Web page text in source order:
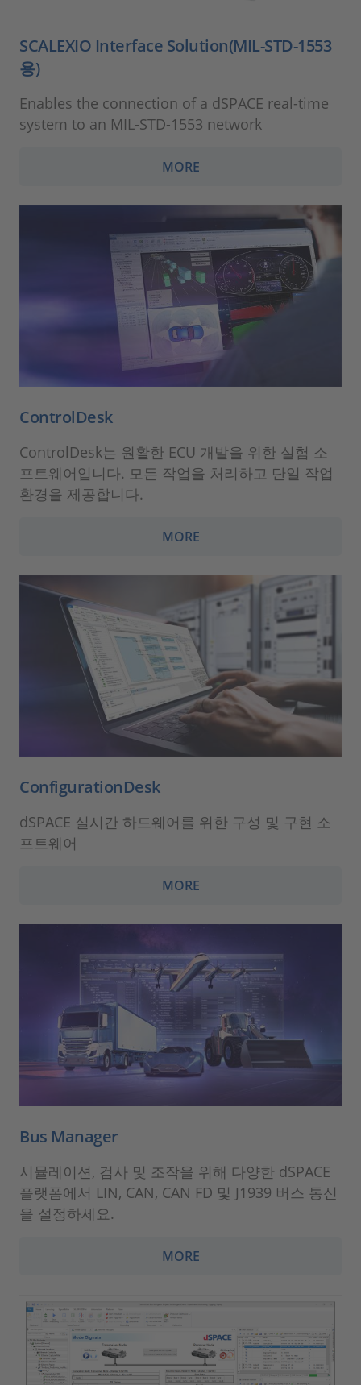
SCALEXIO Interface Solution(MIL-STD-1553
용)
Enables the connection of a dSPACE real-time
system to an MIL-STD-1553 network
MORE
ControlDesk
ControlDesk는 원활한 ECU 개발을 위한 실험 소
프트웨어입니다. 모든 작업을 처리하고 단일 작업
환경을 제공합니다.
MORE
ConfigurationDesk
dSPACE 실시간 하드웨어를 위한 구성 및 구현 소
프트웨어
MORE
Bus Manager
시뮬레이션, 검사 및 조작을 위해 다양한 dSPACE
플랫폼에서 LIN, CAN, CAN FD 및 J1939 버스 통신
을 설정하세요.
MORE